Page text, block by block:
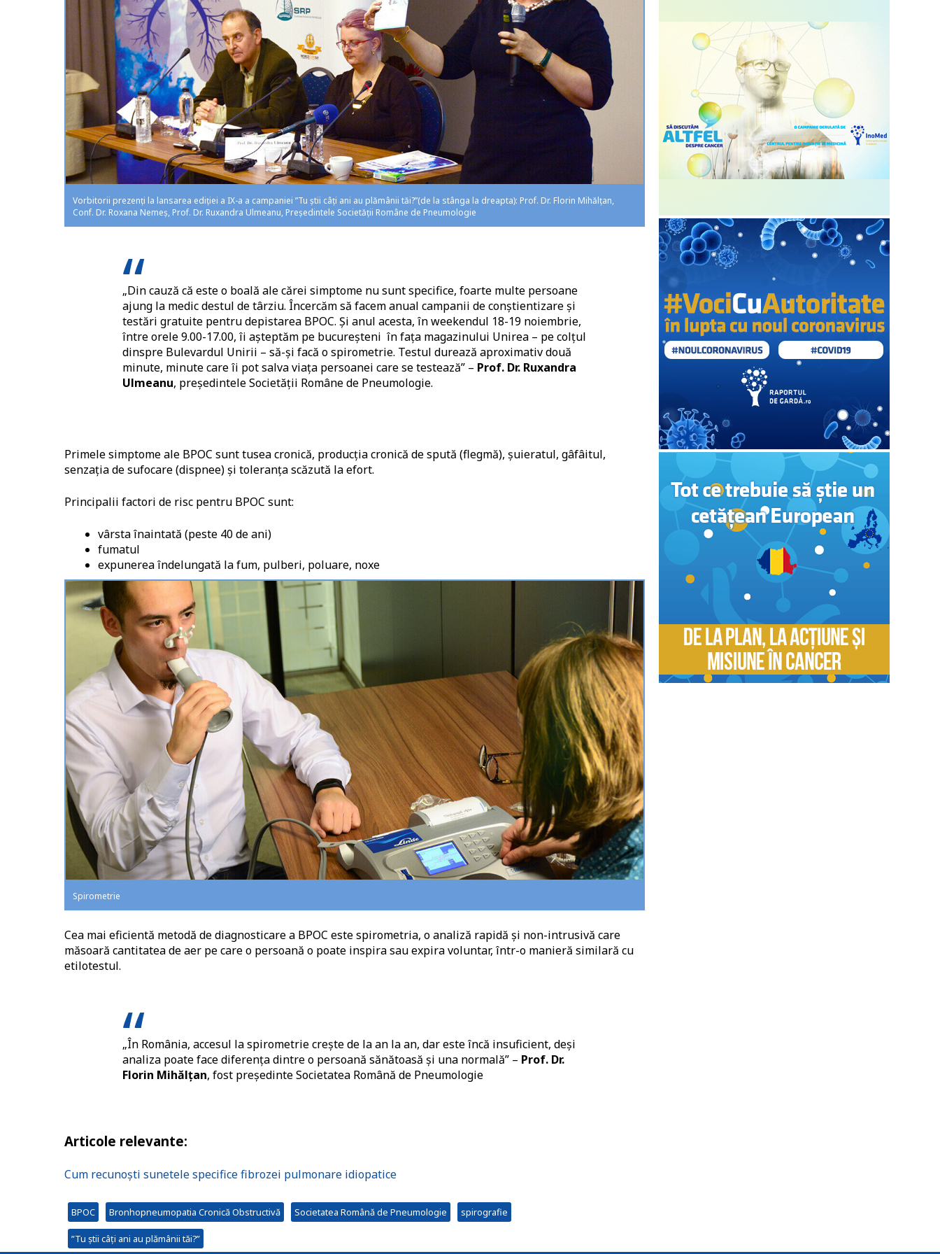
Vorbitorii prezenți la lansarea ediției a IX-a a campaniei ”Tu știi câți ani au plămânii tăi?”(de la stânga la dreapta): Prof. Dr. Florin Mihălțan,
Conf. Dr. Roxana Nemeș, Prof. Dr. Ruxandra Ulmeanu, Președintele Societății Române de Pneumologie
„Din cauză că este o boală ale cărei simptome nu sunt specifice, foarte multe persoane
ajung la medic destul de târziu. Încercăm să facem anual campanii de conștientizare și
testări gratuite pentru depistarea BPOC. Și anul acesta, în weekendul 18-19 noiembrie,
între orele 9.00-17.00, îi așteptăm pe bucureșteni în fața magazinului Unirea – pe colțul
dinspre Bulevardul Unirii – să-și facă o spirometrie. Testul durează aproximativ două
minute, minute care îi pot salva viața persoanei care se testează” – Prof. Dr. Ruxandra
Ulmeanu, președintele Societății Române de Pneumologie.
Primele simptome ale BPOC sunt tusea cronică, producția cronică de spută (flegmă), șuieratul, gâfâitul,
senzația de sufocare (dispnee) și toleranța scăzută la efort.
Principalii factori de risc pentru BPOC sunt:
vârsta înaintată (peste 40 de ani)
fumatul
expunerea îndelungată la fum, pulberi, poluare, noxe
Spirometrie
Cea mai eficientă metodă de diagnosticare a BPOC este spirometria, o analiză rapidă și non-intrusivă care
măsoară cantitatea de aer pe care o persoană o poate inspira sau expira voluntar, într-o manieră similară cu
etilotestul.
„În România, accesul la spirometrie crește de la an la an, dar este încă insuficient, deși
analiza poate face diferența dintre o persoană sănătoasă și una normală” – Prof. Dr.
Florin Mihălțan, fost președinte Societatea Română de Pneumologie
Articole relevante:
Cum recunoști sunetele specifice fibrozei pulmonare idiopatice
BPOC Bronhopneumopatia Cronică Obstructivă Societatea Română de Pneumologie spirografie
”Tu știi câți ani au plămânii tăi?”